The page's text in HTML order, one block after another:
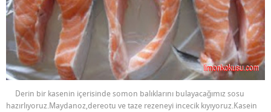
Derin bir kasenin içerisinde somon balıklarını bulayacağımız sosu
hazırlıyoruz.Maydanoz,dereotu ve taze rezeneyi incecik kıyıyoruz.Kasein